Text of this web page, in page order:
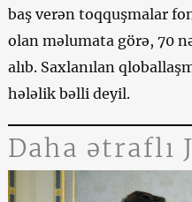
baş verən toqquşmalar
olan məlumata görə, 70
alıb. Saxlanılan
hələlik bəlli deyil.
Daha ətraflı